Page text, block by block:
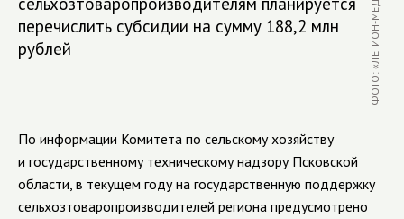
перечислить субсидии на сумму 188,2 млн
рублей
ФОТО: «ЛЕГИОН-МЕДИА»
По информации Комитета по сельскому хозяйству
и государственному техническому надзору Псковской
области, в текущем году на государственную поддержку
сельхозтоваропроизводителей региона предусмотрено